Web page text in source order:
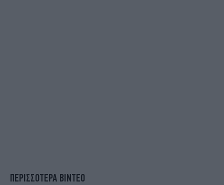
ΠΕΡΙΣΣΟΤΕΡΑ ΒΙΝΤΕΟ